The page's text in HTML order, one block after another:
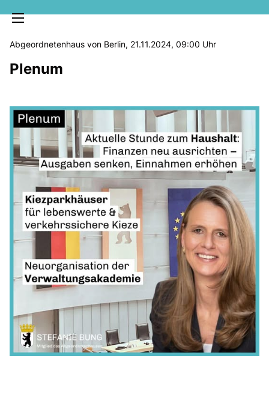
MELDUNGEN
SOZIALE MEDIEN
KLARTEXT
Abgeordnetenhaus von Berlin, 21.11.2024, 09:00 Uhr
Plenum